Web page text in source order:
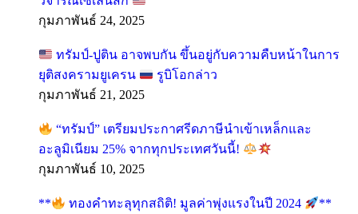
กุมภาพันธ์ 24, 2025
ทรัมป์-ปูติน อาจพบกัน ขึ้นอยู่กับความคืบหน้าในการ
ยุติสงครามยูเครน
รูบิโอกล่าว
กุมภาพันธ์ 21, 2025
“ทรัมป์” เตรียมประกาศรีดภาษีนำเข้าเหล็กและ
อะลูมิเนียม 25% จากทุกประเทศวันนี้!
กุมภาพันธ์ 10, 2025
** ทองคำทะลุทุกสถิติ! มูลค่าพุ่งแรงในปี 2024
**